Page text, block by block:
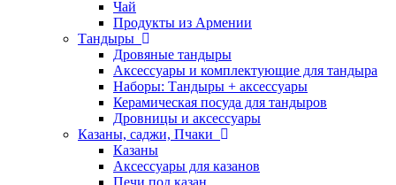
Чай
Продукты из Армении
Тандыры
Дровяные тандыры
Аксессуары и комплектующие для тандыра
Наборы: Тандыры + аксессуары
Керамическая посуда для тандыров
Дровницы и аксессуары
Казаны, саджи, Пчаки
Казаны
Аксессуары для казанов
Печи под казан